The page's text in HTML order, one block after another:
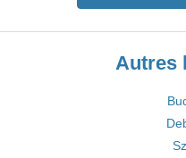
Autres